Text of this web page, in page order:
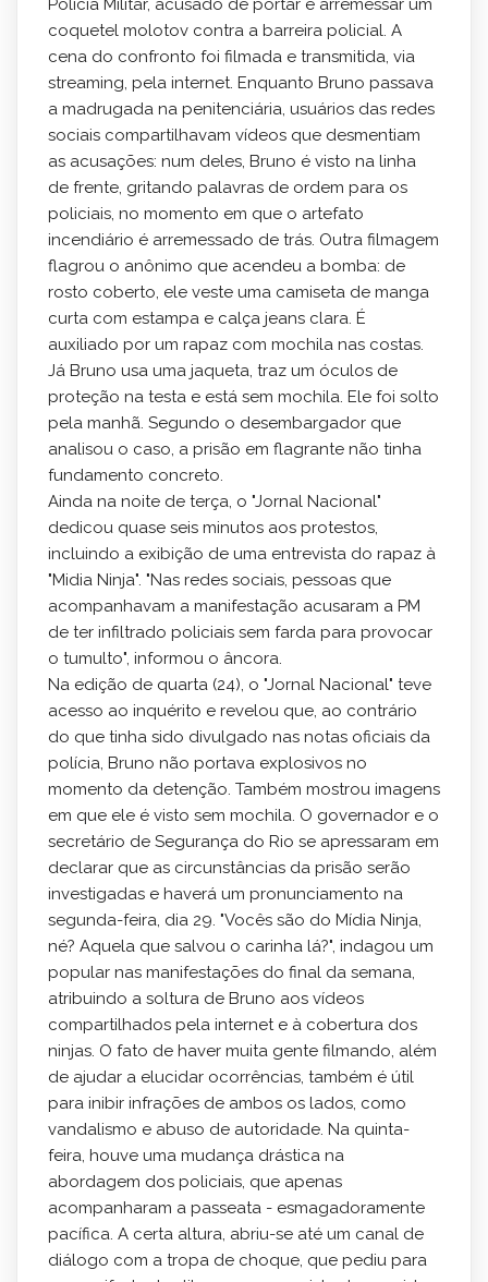
Polícia Militar, acusado de portar e arremessar um
coquetel molotov contra a barreira policial. A
cena do confronto foi filmada e transmitida, via
streaming, pela internet. Enquanto Bruno passava
a madrugada na penitenciária, usuários das redes
sociais compartilhavam vídeos que desmentiam
as acusações: num deles, Bruno é visto na linha
de frente, gritando palavras de ordem para os
policiais, no momento em que o artefato
incendiário é arremessado de trás. Outra filmagem
flagrou o anônimo que acendeu a bomba: de
rosto coberto, ele veste uma camiseta de manga
curta com estampa e calça jeans clara. É
auxiliado por um rapaz com mochila nas costas.
Já Bruno usa uma jaqueta, traz um óculos de
proteção na testa e está sem mochila. Ele foi solto
pela manhã. Segundo o desembargador que
analisou o caso, a prisão em flagrante não tinha
fundamento concreto.
Ainda na noite de terça, o "Jornal Nacional"
dedicou quase seis minutos aos protestos,
incluindo a exibição de uma entrevista do rapaz à
"Midia Ninja". "Nas redes sociais, pessoas que
acompanhavam a manifestação acusaram a PM
de ter infiltrado policiais sem farda para provocar
o tumulto", informou o âncora.
Na edição de quarta (24), o "Jornal Nacional" teve
acesso ao inquérito e revelou que, ao contrário
do que tinha sido divulgado nas notas oficiais da
polícia, Bruno não portava explosivos no
momento da detenção. Também mostrou imagens
em que ele é visto sem mochila. O governador e o
secretário de Segurança do Rio se apressaram em
declarar que as circunstâncias da prisão serão
investigadas e haverá um pronunciamento na
segunda-feira, dia 29. "Vocês são do Mídia Ninja,
né? Aquela que salvou o carinha lá?", indagou um
popular nas manifestações do final da semana,
atribuindo a soltura de Bruno aos vídeos
compartilhados pela internet e à cobertura dos
ninjas. O fato de haver muita gente filmando, além
de ajudar a elucidar ocorrências, também é útil
para inibir infrações de ambos os lados, como
vandalismo e abuso de autoridade. Na quinta-
feira, houve uma mudança drástica na
abordagem dos policiais, que apenas
acompanharam a passeata - esmagadoramente
pacífica. A certa altura, abriu-se até um canal de
diálogo com a tropa de choque, que pediu para